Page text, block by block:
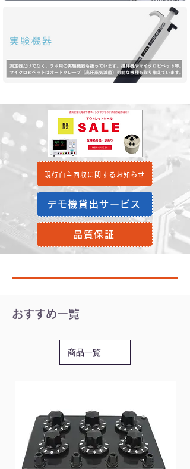
現行自主回収に関するお知らせ
デモ機貸出サービス
品質保証
おすすめ一覧
商品一覧